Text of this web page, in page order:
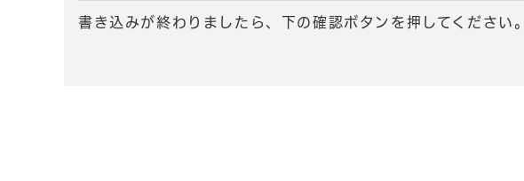
書き込みが終わりましたら、下の確認ボタンを押してください。